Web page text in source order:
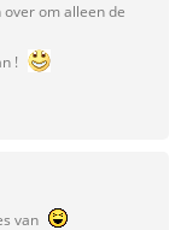
om alleen de
!
van